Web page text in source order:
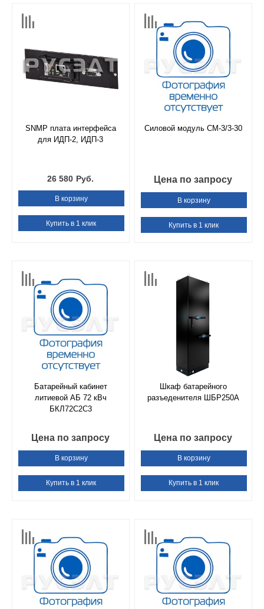
SNMP плата интерфейса
для ИДП-2, ИДП-3
26 580 Руб.
В корзину
Купить в 1 клик
Силовой модуль СМ-3/3-30
Цена по запросу
В корзину
Купить в 1 клик
Батарейный кабинет
литиевой АБ 72 кВч
БКЛ72С2С3
Цена по запросу
В корзину
Купить в 1 клик
Шкаф батарейного
разъеденителя ШБР250А
Цена по запросу
В корзину
Купить в 1 клик